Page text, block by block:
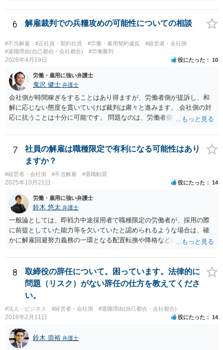
ような命令を下し、それにどの様な逆らい方をしたのかによっては、
権利の濫用として解雇が無効とされる恐れはあると思います。 【ご質
問２に対して】 得ている給与が高かったかどうかは、普通解雇の上で
は判断が難しいと思います。 経営上整理解雇の必要がある際の場合と
は事案が異なると思われます。 【ご質問３に対して】 「協調性のな
さ」＝能力不足ということにもならない様に思います。 指導や面談も
なく解雇ちうことをされたのでしたら、反省するチャンスも与えなか
ったと評価されることになろうかと思われます。 以上、ご質問が簡略
ですので、一般論的な私見としてお答えします。 ご参考になさって下
さい。
6 解雇裁判での兵糧攻めの可能性についての相談
#不当解雇 #正社員・契約社員 #労働・雇用契約違反
#経営者・会社側
#退職理由(自己都合・会社都合)
#労働審判
2026年4月19日 役にたった 10
労働・雇用に強い弁護士
鬼沢 健士 弁護士
会社側が時間稼ぎをすることはあり得ますが、労働者側が提訴し、和
解に応じない態度を貫いていけば裁判は粛々と進みます。 会社側の対
応に抗うことは十分に可能です。 問題なのは、労働者側が「争わな
7
社員の解雇は職種限定で有利になる可能性はあり
ますか？
#経営者・会社側 #不当解雇 #退職勧奨
2025年10月21日 役にたった 14
労働・雇用に強い弁護士
鈴木 悠太 弁護士
一般論としては、即戦力中途採用者で職種限定の労働者が、採用の際
に前提としていた能力等を欠いていたと認められるような場合は、確
かに解雇回避努力義務の一環となる配置転換や降格などの措置は必ず
解雇の有効性が認められやすい傾向にあります。 しかし、このような
場合でも、「会社が当該労働者に対してどの程度改善の機会を与えた
か」との点はやはり重要な要素となり（業務改善計画など、御指摘の
手段はその一例となるでしょう）、裁判上もこの点について争点化す
る可能性が高いと思います。 具体的事案での見通しや戦略については
個別事情によりますので、顧問弁護士の先生等とよくご相談なさるの
が良いかと思います。
8
取締役の辞任について。困っています。法律的に
問題（リスク）がない辞任の仕方を教えてくださ
い。
#法人・ビジネス #経営者・会社側 #退職理由(自己都合・会社都合)
2018年2月11日 役にたった 14
鈴木 崇裕 弁護士